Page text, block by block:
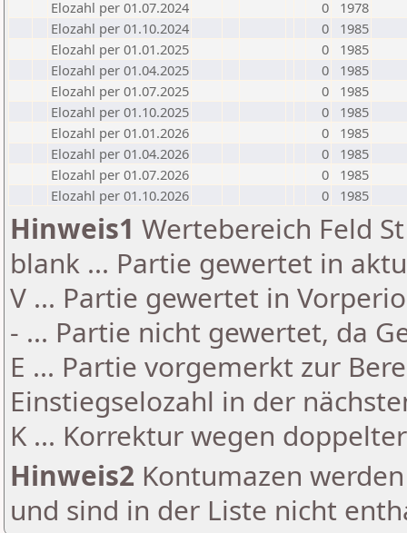
Elozahl per 01.07.2024
0
1978
Elozahl per 01.10.2024
0
1985
Elozahl per 01.01.2025
0
1985
Elozahl per 01.04.2025
0
1985
Elozahl per 01.07.2025
0
1985
Elozahl per 01.10.2025
0
1985
Elozahl per 01.01.2026
0
1985
Elozahl per 01.04.2026
0
1985
Elozahl per 01.07.2026
0
1985
Elozahl per 01.10.2026
0 1985
Hinweis1 Wertebereich Feld
blank ... Partie gewertet in
V ... Partie gewertet in
- ... Partie nicht gewertet, da
E ... Partie vorgemerkt zur
Einstiegselozahl in der
K ... Korrektur wegen
Hinweis2 Kontumazen
und sind in der Liste nicht